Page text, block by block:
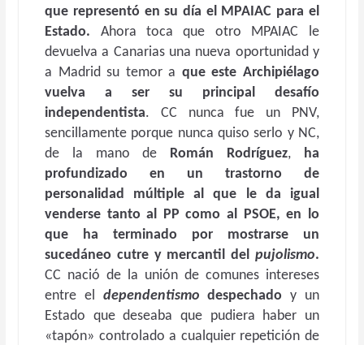
que representó en su día el MPAIAC para el
Estado. Ahora toca que otro MPAIAC le
devuelva a Canarias una nueva oportunidad y
a Madrid su temor a que este Archipiélago
vuelva a ser su principal desafío
independentista. CC nunca fue un PNV,
sencillamente porque nunca quiso serlo y NC,
de la mano de Román Rodríguez, ha
profundizado en un trastorno de
personalidad múltiple al que le da igual
venderse tanto al PP como al PSOE, en lo
que ha terminado por mostrarse un
sucedáneo cutre y mercantil del pujolismo.
CC nació de la unión de comunes intereses
entre el dependentismo despechado y un
Estado que deseaba que pudiera haber un
«tapón» controlado a cualquier repetición de